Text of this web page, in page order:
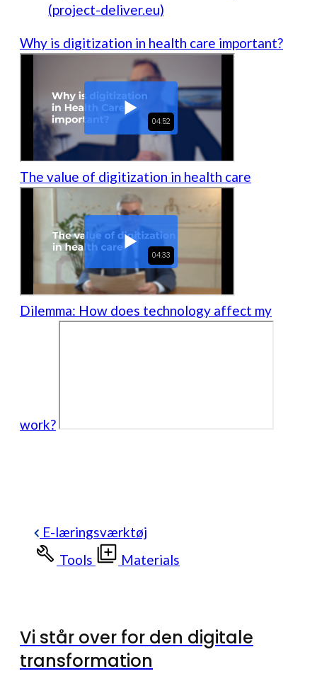
(project-deliver.eu)
Why is digitization in health care important?
The value of digitization in health care
Dilemma: How does technology affect my
work?
E-læringsværktøj
Tools
Materials
Vi står over for den digitale
transformation